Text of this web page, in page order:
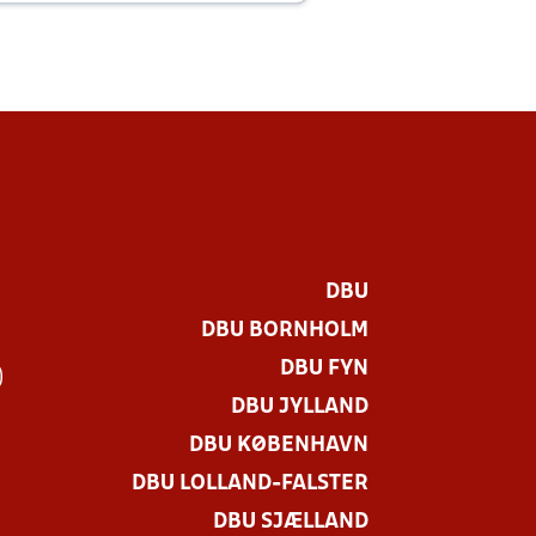
DBU
DBU BORNHOLM
DBU FYN
DBU JYLLAND
DBU KØBENHAVN
DBU LOLLAND-FALSTER
DBU SJÆLLAND